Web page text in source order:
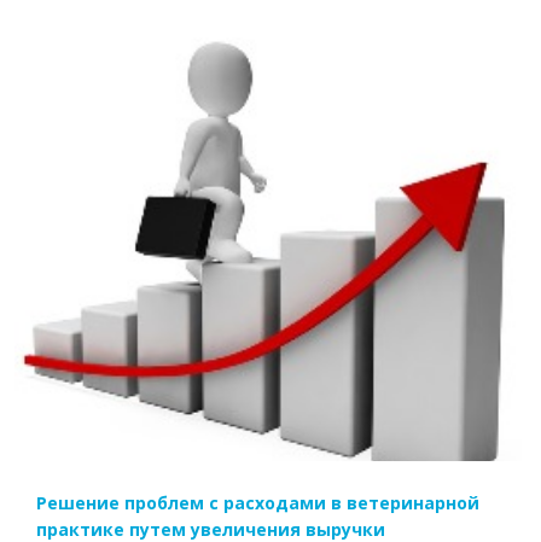
ЧИТАТЬ ДАЛЕЕ
Решение проблем с расходами в ветеринарной
практике путем увеличения выручки